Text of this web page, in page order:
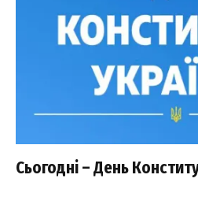
Сьогодні – День